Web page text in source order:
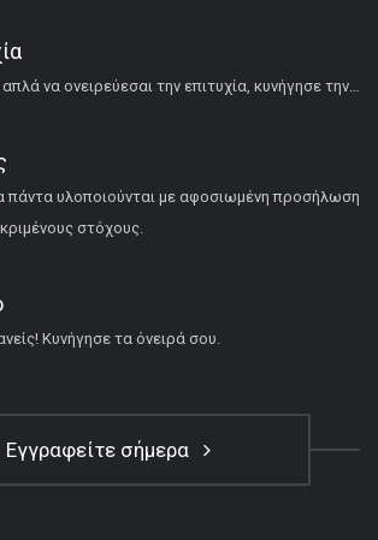
να ονειρεύεσαι την επιτυχία, κυνήγησε την…
πάντα υλοποιούνται με αφοσιωμένη προσήλωση
στόχους.
Κυνήγησε τα όνειρά σου.
Εγγραφείτε σήμερα